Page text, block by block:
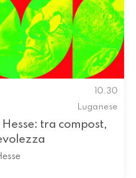
10.30
Luganese
tra compost,